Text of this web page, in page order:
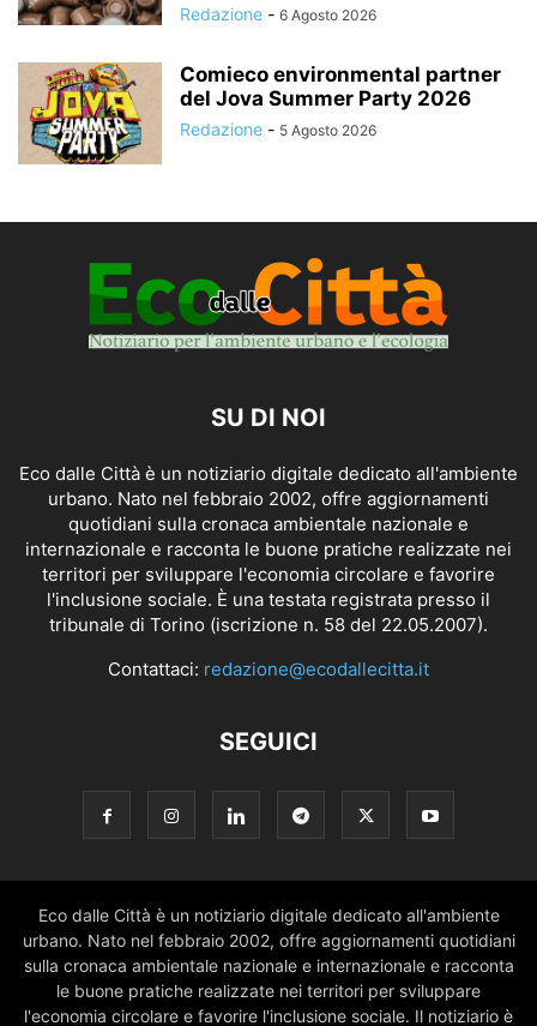
Redazione - 6 Agosto 2026
Comieco environmental partner
del Jova Summer Party 2026
Redazione - 5 Agosto 2026
SU DI NOI
Eco dalle Città è un notiziario digitale dedicato all'ambiente
urbano. Nato nel febbraio 2002, offre aggiornamenti
quotidiani sulla cronaca ambientale nazionale e
internazionale e racconta le buone pratiche realizzate nei
territori per sviluppare l'economia circolare e favorire
l'inclusione sociale. È una testata registrata presso il
tribunale di Torino (iscrizione n. 58 del 22.05.2007).
Contattaci: redazione@ecodallecitta.it
SEGUICI
Eco dalle Città è un notiziario digitale dedicato all'ambiente
urbano. Nato nel febbraio 2002, offre aggiornamenti quotidiani
sulla cronaca ambientale nazionale e internazionale e racconta
le buone pratiche realizzate nei territori per sviluppare
l'economia circolare e favorire l'inclusione sociale. Il notiziario è